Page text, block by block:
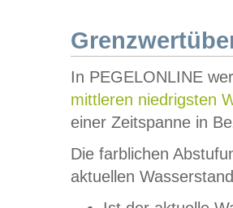
In PEGELONLINE
mittleren niedrigsten
einer Zeitspanne in
Die farblichen
aktuellen